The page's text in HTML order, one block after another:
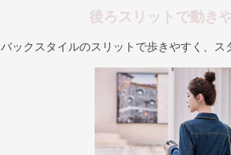
後ろスリットで動き
バックスタイルのスリットで歩きやすく、ス